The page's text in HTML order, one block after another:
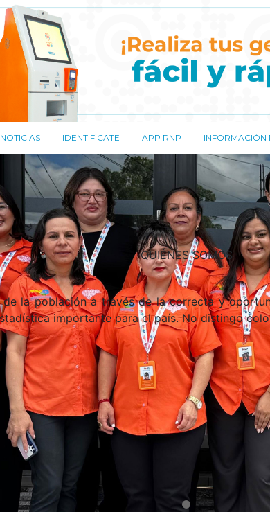
NOTICIAS IDENTIFÍCATE APP RNP INFORMACIÓN
QUIÉNES SOMOS
la población a través de la correcta y
importante para el país. No distingo